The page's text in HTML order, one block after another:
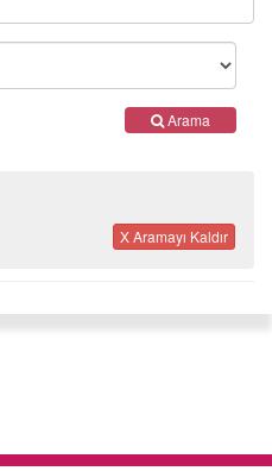
Arama
X Aramayı Kaldır